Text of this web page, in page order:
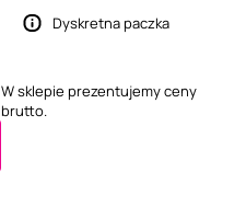
Dyskretna paczka
W sklepie prezentujemy ceny
brutto.